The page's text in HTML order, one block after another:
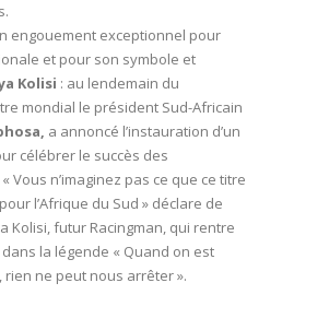
engouement exceptionnel pour
et pour son symbole et
Kolisi : au lendemain du
mondial le président Sud-Africain
a annoncé l’instauration d’un
célébrer le succès des
Vous n’imaginez pas ce que ce titre
l’Afrique du Sud » déclare de
Kolisi, futur Racingman, qui rentre
la légende « Quand on est
rien ne peut nous arrêter ».